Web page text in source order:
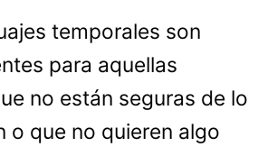
temporales son
para aquellas
no están seguras de lo
o que no quieren algo